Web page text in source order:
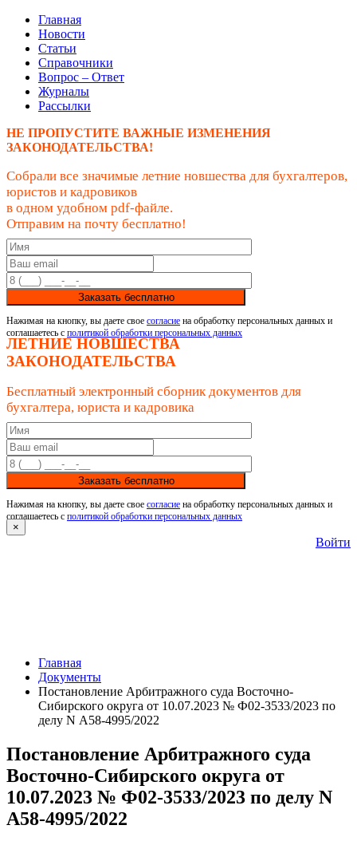
Главная
Новости
Статьи
Справочники
Вопрос – Ответ
Журналы
Рассылки
НЕ ПРОПУСТИТЕ ВАЖНЫЕ ИЗМЕНЕНИЯ
ЗАКОНОДАТЕЛЬСТВА!
Собрали все значимые летние новшества для бухгалтеров,
юристов и кадровиков
в одном удобном pdf-файле.
Отправим на почту бесплатно!
Заказать бесплатно
Нажимая на кнопку, вы даете свое согласие на обработку персональных данных и
соглашаетесь с политикой обработки персональных данных
ЛЕТНИЕ НОВШЕСТВА
ЗАКОНОДАТЕЛЬСТВА
Бесплатный электронный сборник документов для
бухгалтера, юриста и кадровика
Заказать бесплатно
Нажимая на кнопку, вы даете свое согласие на обработку персональных данных и
соглашаетесь с политикой обработки персональных данных
×
Войти
Главная
Документы
Постановление Арбитражного суда Восточно-
Сибирского округа от 10.07.2023 № Ф02-3533/2023 по
делу N А58-4995/2022
Постановление Арбитражного суда
Восточно-Сибирского округа от
10.07.2023 № Ф02-3533/2023 по делу N
А58-4995/2022